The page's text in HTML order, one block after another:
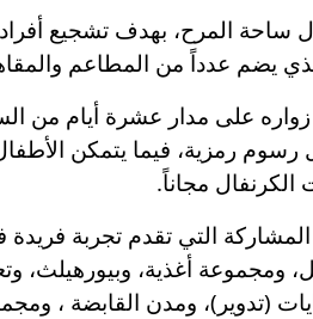
ساحة المرح، بهدف تشجيع
يضم عدداً من المطاعم
زواره على مدار عشرة أيام من
الكرنفال مجاناً.
التي تقدم تجربة فريدة
ومجموعة أغذية، وبيورهيلث،
(تدوير)، ومدن القابضة ،